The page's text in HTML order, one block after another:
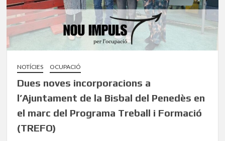
NOTÍCIES OCUPACIÓ
Dues noves incorporacions a
l’Ajuntament de la Bisbal del Penedès en
el marc del Programa Treball i Formació
(TREFO)